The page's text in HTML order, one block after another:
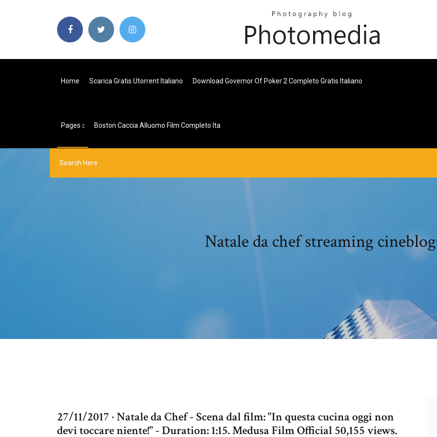
Home Scarica Gratis Utorrent Italiano Download Governor Of Poker 2 Completo Gratis Italiano
Pages Boston Caccia Alluomo Film Completo Ita
Natale da chef streaming
27/11/2017 · Natale da Chef - Scena dal film: "In questa cucina oggi non
devi toccare niente!" - Duration: 1:15. Medusa Film Official 50,155 views.